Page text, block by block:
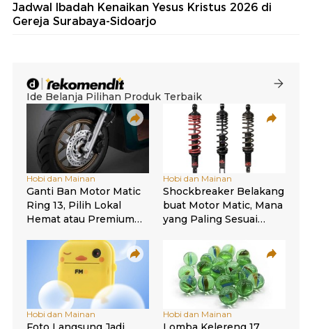
Jadwal Ibadah Kenaikan Yesus Kristus 2026 di
Gereja Surabaya-Sidoarjo